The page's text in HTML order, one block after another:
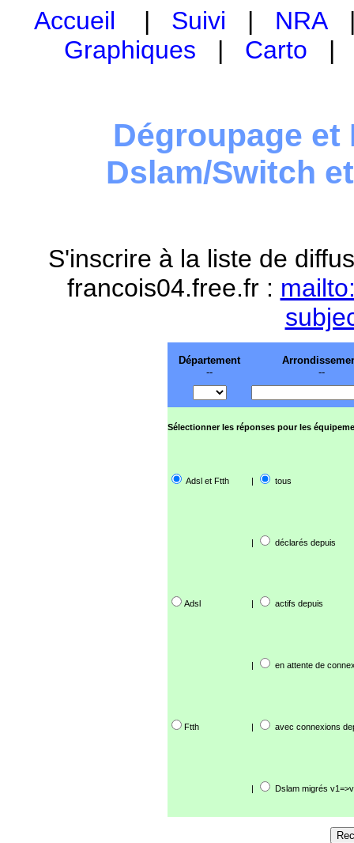
Accueil | Suivi | NRA
Graphiques | Carto
Dégroupage et
Dslam/Switch
S'inscrire à la liste de
francois04.free.fr :
Département
--
--
Sélectionner les réponses pour les
Adsl et Ftth | tous
| déclarés depuis
Adsl | actifs depuis
| en attente de
Ftth | avec connexions
| Dslam migrés